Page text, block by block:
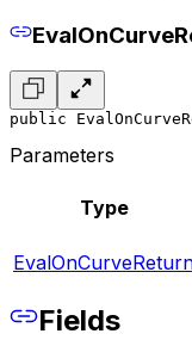
public
Parameters
Type
Fields